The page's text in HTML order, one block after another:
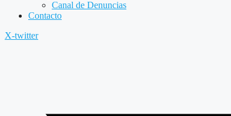
Canal de Denuncias
Contacto
X-twitter